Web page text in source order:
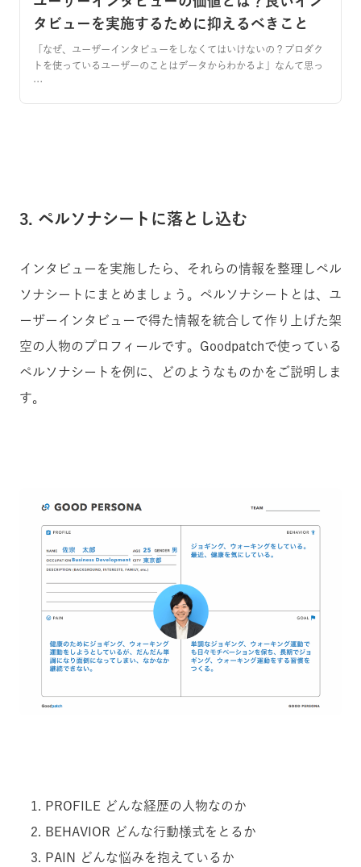
タビューを実施するために抑えるべきこと
「なぜ、ユーザーインタビューをしなくてはいけないの？プロダク
トを使っているユーザーのことはデータからわかるよ」なんて思っ
…
3. ペルソナシートに落とし込む
インタビューを実施したら、それらの情報を整理しペル
ソナシートにまとめましょう。ペルソナシートとは、ユ
ーザーインタビューで得た情報を統合して作り上げた架
空の人物のプロフィールです。Goodpatchで使っている
ペルソナシートを例に、どのようなものかをご説明しま
す。
PROFILE どんな経歴の人物なのか
BEHAVIOR どんな行動様式をとるか
PAIN どんな悩みを抱えているか